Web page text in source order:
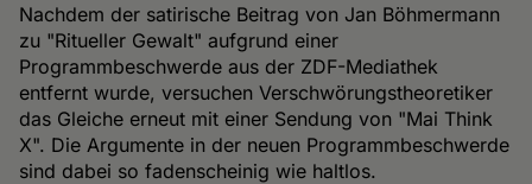
Nachdem der satirische Beitrag von Jan Böhmermann
zu "Ritueller Gewalt" aufgrund einer
Programmbeschwerde aus der ZDF-Mediathek
entfernt wurde, versuchen Verschwörungstheoretiker
das Gleiche erneut mit einer Sendung von "Mai Think
X". Die Argumente in der neuen Programmbeschwerde
sind dabei so fadenscheinig wie haltlos.